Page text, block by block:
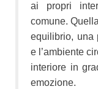
ai propri
comune.
equilibrio, una
e l’ambiente
interiore in
emozione.